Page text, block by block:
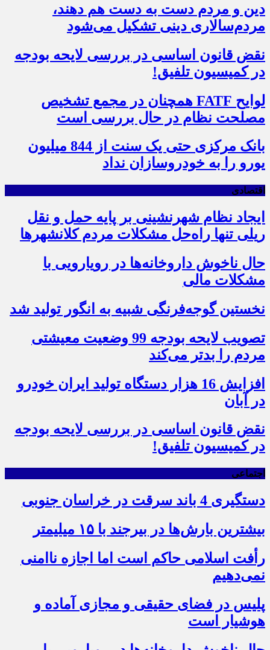
دین و مردم دست به‌ دست هم دهند،
مردم‌سالاری دینی تشکیل می‌شود
نقض قانون اساسی در بررسی لایحه بودجه
در کمیسیون تلفیق!
لوایح FATF همچنان در مجمع تشخیص
مصلحت نظام در حال بررسی است
بانک مرکزی حتی یک سنت از 844 میلیون
یورو را به خودروسازان نداد
اقتصادی
ایجاد نظام شهرنشینی بر پایه حمل و نقل
ریلی تنها راه‌حل مشکلات مردم کلانشهرها
حال ناخوش داروخانه‌ها در رویارویی با
مشکلات مالی
نخستین گوجه‌فرنگی شبیه به انگور تولید شد
تصویب لایحه بودجه 99 وضعیت معیشتی
مردم را بدتر می‌کند
افزایش 16 هزار دستگاه تولید ایران خودرو
در آبان
نقض قانون اساسی در بررسی لایحه بودجه
در کمیسیون تلفیق!
اجتماعی
دستگیری 4 باند سرقت در خراسان جنوبی
بیشترین بارش‌ها در بیرجند با ۱۵ میلیمتر
رأفت اسلامی حاکم است اما اجازه ناامنی
نمی‌دهیم
پلیس در فضای حقیقی و مجازی آماده و
هوشیار است